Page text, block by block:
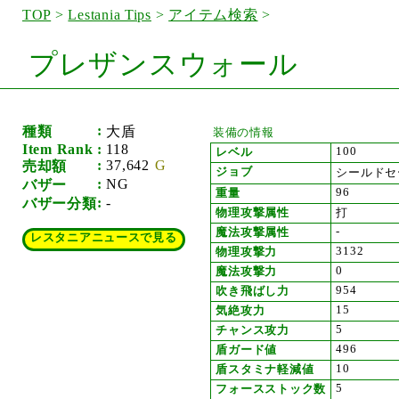
TOP >Lestania Tips > アイテム検索 >
プレザンスウォール
種類
大盾
Item Rank
118
売却額
37,642
バザー
NG
バザー分類
-
レスタニアニュースで見る
装備の情報
レベル
100
ジョブ
シールド
重量
96
物理攻撃属性
打
魔法攻撃属性
-
物理攻撃力
3132
魔法攻撃力
0
吹き飛ばし力
954
気絶攻力
15
チャンス攻力
5
盾ガード値
496
盾スタミナ軽減値
10
フォースストック数
5